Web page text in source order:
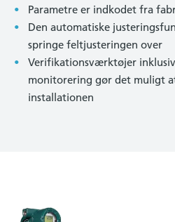
Parametre er indkodet fra
Den automatiske
springe feltjusteringen over
Verifikationsværktøjer
monitorering gør det muligt
installationen